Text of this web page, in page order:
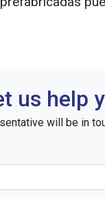
us help
will be in